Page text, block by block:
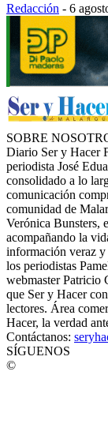
Redacción - 6
SOBRE
Diario Ser y Hacer
periodista José
consolidado a lo
comunicación
comunidad de
Verónica Bunsters,
acompañando la
información veraz y
los periodistas
webmaster Patricio
que Ser y Hacer
lectores. Área
Hacer, la verdad
Contáctanos:
SÍGUENOS
©